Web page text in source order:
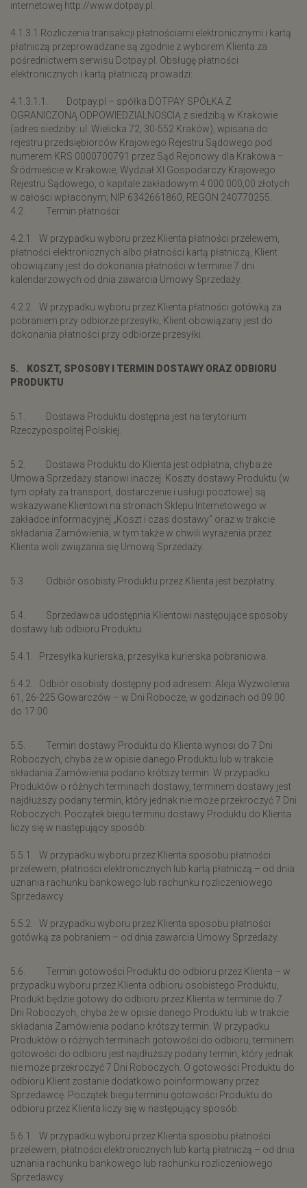
internetowej http://www.dotpay.pl.
4.1.3.1.Rozliczenia transakcji płatnościami elektronicznymi i kartą
płatniczą przeprowadzane są zgodnie z wyborem Klienta za
pośrednictwem serwisu Dotpay.pl. Obsługę płatności
elektronicznych i kartą płatniczą prowadzi:
4.1.3.1.1. Dotpay.pl – spółka DOTPAY SPÓŁKA Z
OGRANICZONĄ ODPOWIEDZIALNOŚCIĄ z siedzibą w Krakowie
(adres siedziby: ul. Wielicka 72, 30-552 Kraków), wpisana do
rejestru przedsiębiorców Krajowego Rejestru Sądowego pod
numerem KRS 0000700791 przez Sąd Rejonowy dla Krakowa –
Śródmieście w Krakowie, Wydział XI Gospodarczy Krajowego
Rejestru Sądowego, o kapitale zakładowym 4 000 000,00 złotych
w całości wpłaconym; NIP 6342661860, REGON 240770255.
4.2. Termin płatności:
4.2.1. W przypadku wyboru przez Klienta płatności przelewem,
płatności elektronicznych albo płatności kartą płatniczą, Klient
obowiązany jest do dokonania płatności w terminie 7 dni
kalendarzowych od dnia zawarcia Umowy Sprzedaży.
4.2.2. W przypadku wyboru przez Klienta płatności gotówką za
pobraniem przy odbiorze przesyłki, Klient obowiązany jest do
dokonania płatności przy odbiorze przesyłki.
5. KOSZT, SPOSOBY I TERMIN DOSTAWY ORAZ ODBIORU
PRODUKTU
5.1. Dostawa Produktu dostępna jest na terytorium
Rzeczypospolitej Polskiej.
5.2. Dostawa Produktu do Klienta jest odpłatna, chyba że
Umowa Sprzedaży stanowi inaczej. Koszty dostawy Produktu (w
tym opłaty za transport, dostarczenie i usługi pocztowe) są
wskazywane Klientowi na stronach Sklepu Internetowego w
zakładce informacyjnej „Koszt i czas dostawy” oraz w trakcie
składania Zamówienia, w tym także w chwili wyrażenia przez
Klienta woli związania się Umową Sprzedaży.
5.3. Odbiór osobisty Produktu przez Klienta jest bezpłatny.
5.4. Sprzedawca udostępnia Klientowi następujące sposoby
dostawy lub odbioru Produktu:
5.4.1. Przesyłka kurierska, przesyłka kurierska pobraniowa.
5.4.2. Odbiór osobisty dostępny pod adresem: Aleja Wyzwolenia
61, 26-225 Gowarczów – w Dni Robocze, w godzinach od 09:00
do 17:00.
5.5. Termin dostawy Produktu do Klienta wynosi do 7 Dni
Roboczych, chyba że w opisie danego Produktu lub w trakcie
składania Zamówienia podano krótszy termin. W przypadku
Produktów o różnych terminach dostawy, terminem dostawy jest
najdłuższy podany termin, który jednak nie może przekroczyć 7 Dni
Roboczych. Początek biegu terminu dostawy Produktu do Klienta
liczy się w następujący sposób:
5.5.1. W przypadku wyboru przez Klienta sposobu płatności
przelewem, płatności elektronicznych lub kartą płatniczą – od dnia
uznania rachunku bankowego lub rachunku rozliczeniowego
Sprzedawcy.
5.5.2. W przypadku wyboru przez Klienta sposobu płatności
gotówką za pobraniem – od dnia zawarcia Umowy Sprzedaży.
5.6. Termin gotowości Produktu do odbioru przez Klienta – w
przypadku wyboru przez Klienta odbioru osobistego Produktu,
Produkt będzie gotowy do odbioru przez Klienta w terminie do 7
Dni Roboczych, chyba że w opisie danego Produktu lub w trakcie
składania Zamówienia podano krótszy termin. W przypadku
Produktów o różnych terminach gotowości do odbioru, terminem
gotowości do odbioru jest najdłuższy podany termin, który jednak
nie może przekroczyć 7 Dni Roboczych. O gotowości Produktu do
odbioru Klient zostanie dodatkowo poinformowany przez
Sprzedawcę. Początek biegu terminu gotowości Produktu do
odbioru przez Klienta liczy się w następujący sposób:
5.6.1. W przypadku wyboru przez Klienta sposobu płatności
przelewem, płatności elektronicznych lub kartą płatniczą – od dnia
uznania rachunku bankowego lub rachunku rozliczeniowego
Sprzedawcy.